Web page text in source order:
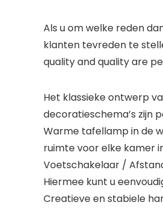
Als u om welke reden
klanten tevreden te
quality and quality are
Het klassieke ontwerp
decoratieschema’s zijn
Warme tafellamp in de
ruimte voor elke kamer
Voetschakelaar /
Hiermee kunt u
Creatieve en stabiele